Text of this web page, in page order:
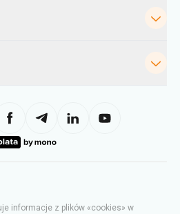
informacje z plików «cookies» w